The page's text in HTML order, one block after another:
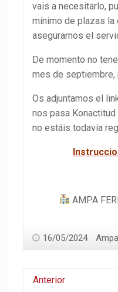
vais a necesitarlo,
mínimo de plazas la
asegurarnos el
De momento no
mes de septiembre,
Os adjuntamos el
nos pasa
no estáis todavía
AMPA
16/05/2024
Anterior